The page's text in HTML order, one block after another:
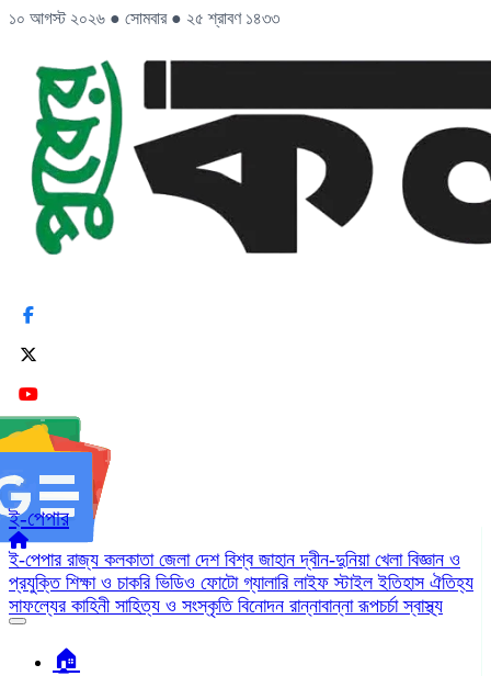
১০ আগস্ট ২০২৬ ● সোমবার ● ২৫ শ্রাবণ ১৪৩৩
ই-পেপার
ই-পেপার রাজ্য কলকাতা জেলা দেশ বিশ্ব জাহানদ্বীন-দুনিয়া খেলা বিজ্ঞান ও
প্রযুক্তি শিক্ষা ও চাকরি ভিডিও ফোটো গ্যালারি লাইফ স্টাইলইতিহাস ঐতিহ্য
সাফল্যের কাহিনী সাহিত্য ও সংস্কৃতি বিনোদন রান্নাবান্নারূপচর্চাস্বাস্থ্য
🏠︎